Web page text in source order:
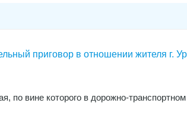
приговор в отношении жителя г.
по вине которого в дорожно-транспортном